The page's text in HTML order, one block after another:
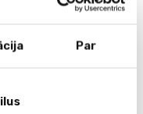
Par
Science
City and Regional
Property